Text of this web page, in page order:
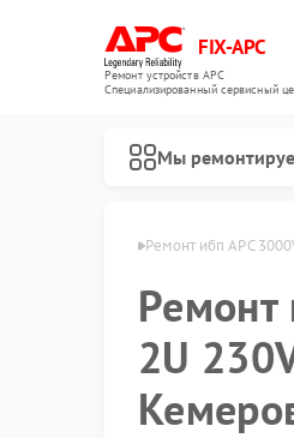
FIX-APC
Ремонт устройств APC
Специализированный cервисный
Мы
APC в Кемерово Ремонт ибп APC
Ремонт
2U